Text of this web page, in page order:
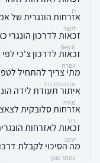
רן
אזרחות הונגרית של
לימור
זכאות לדרכון הונגרי
Ben G
זכאות לדרכון צ'כי
אפרת
מתי צריך להתחיל
זהבה רוזנברג
איתור תעודת לידה
מאיה
אזרחות סלובקית
דוד
זכאות לאזרחות
יעקב
מה הסיכוי לקבלת
אסתר צונץ